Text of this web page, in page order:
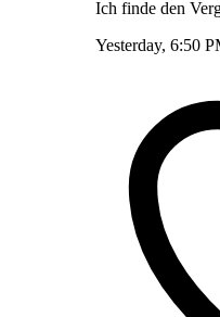
Ich finde den
Yesterday, 6:50